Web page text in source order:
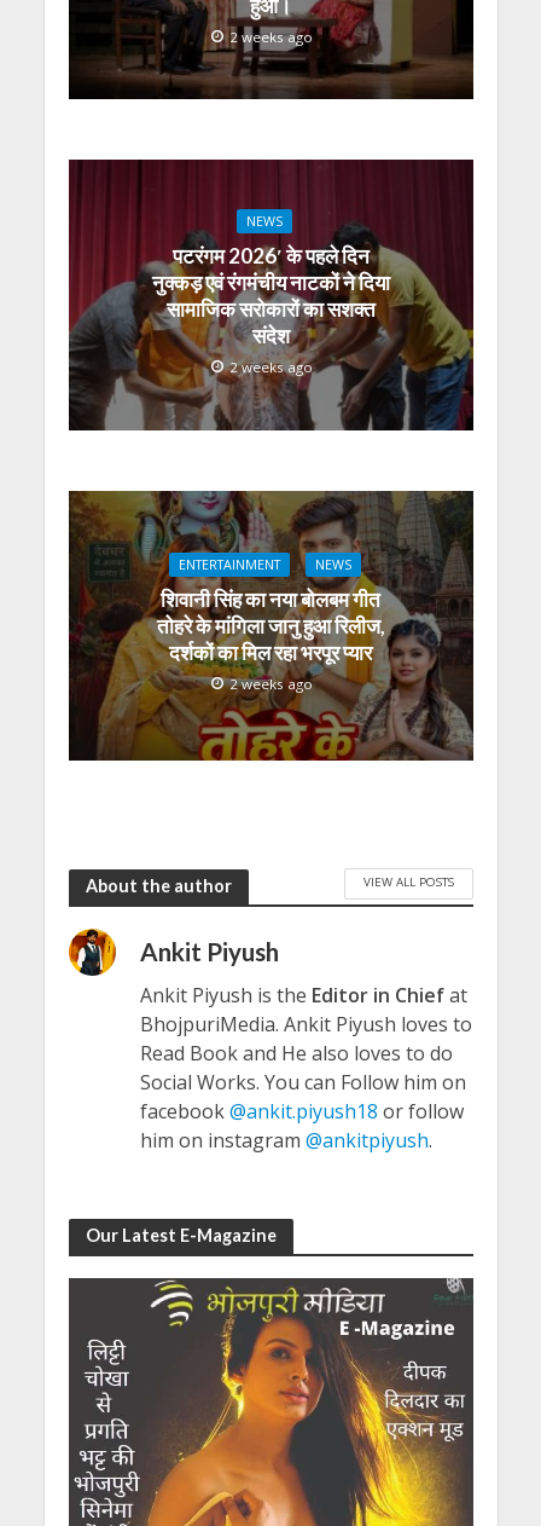
2 weeks ago
NEWS
पटरंगम 2026′ के पहले दिन
नुक्कड़ एवं रंगमंचीय नाटकों ने दिया
सामाजिक सरोकारों का सशक्त
संदेश
2 weeks ago
ENTERTAINMENT NEWS
शिवानी सिंह का नया बोलबम गीत
तोहरे के मांगिला जानु हुआ रिलीज,
दर्शकों का मिल रहा भरपूर प्यार
2 weeks ago
About the author VIEW ALL POSTS
Ankit Piyush
Ankit Piyush is the Editor in Chiefat
BhojpuriMedia. Ankit Piyush loves to
Read Book and He also loves to do
Social Works. You can Follow him on
facebook@ankit.piyush18 or follow
him on instagram @ankitpiyush.
Our Latest E-Magazine